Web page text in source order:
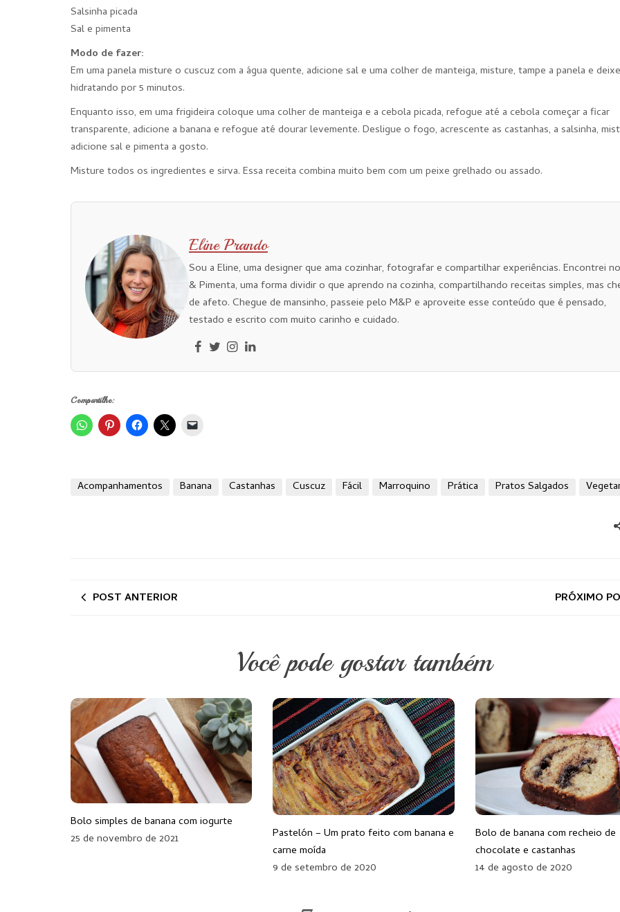
Salsinha picada
Sal e pimenta
Modo de fazer:
Em uma panela misture o cuscuz com a água quente, adicione sal e uma colher de manteiga, misture, tampe a panela e deixe
hidratando por 5 minutos.
Enquanto isso, em uma frigideira coloque uma colher de manteiga e a cebola picada, refogue até a cebola começar a ficar
transparente, adicione a banana e refogue até dourar levemente. Desligue o fogo, acrescente as castanhas, a salsinha,
adicione sal e pimenta a gosto.
Misture todos os ingredientes e sirva. Essa receita combina muito bem com um peixe grelhado ou assado.
Eline Prando
Sou a Eline, uma designer que ama cozinhar, fotografar e compartilhar experiências. Encontrei
& Pimenta, uma forma dividir o que aprendo na cozinha, compartilhando receitas simples, mas
de afeto. Chegue de mansinho, passeie pelo M&P e aproveite esse conteúdo que é pensado,
testado e escrito com muito carinho e cuidado.
Compartilhe:
Acompanhamentos Banana Castanhas Cuscuz Fácil Marroquino Prática Pratos Salgados
POST ANTERIOR PRÓXIMO
Você pode gostar também
Bolo simples de banana com iogurte
25 de novembro de 2021
Pastelón – Um prato feito com banana e
carne moída
9 de setembro de 2020
Bolo de banana com recheio de
chocolate e castanhas
14 de agosto de 2020